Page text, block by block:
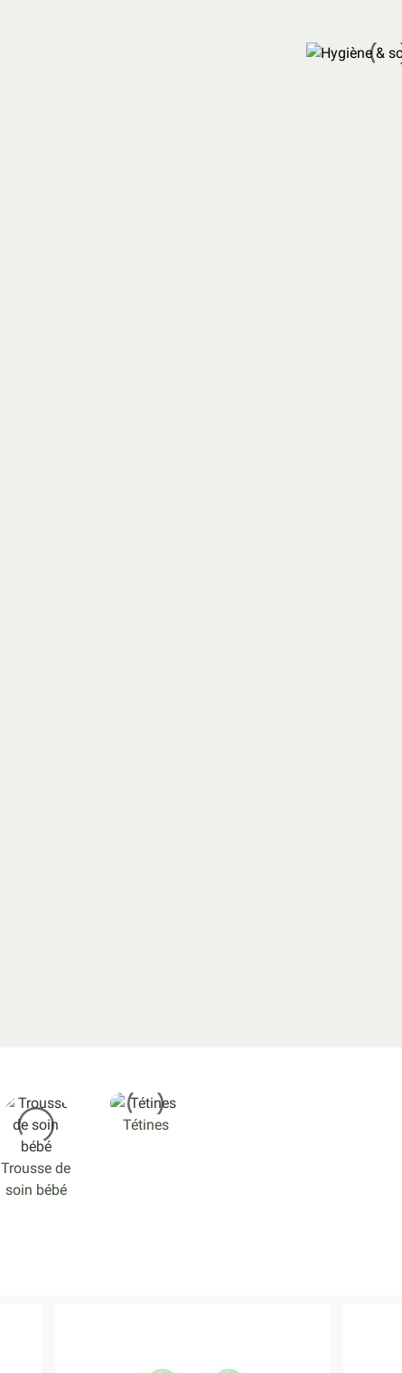
Trousse de
soin bébé
Tétines